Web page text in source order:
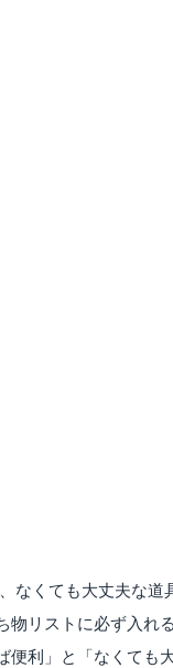
なくても大丈夫な道
物リストに必ず入れ
便利」と「なくても